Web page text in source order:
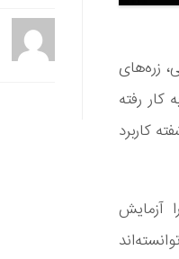
زره‌های
رفته
کاربرد
آزمایش